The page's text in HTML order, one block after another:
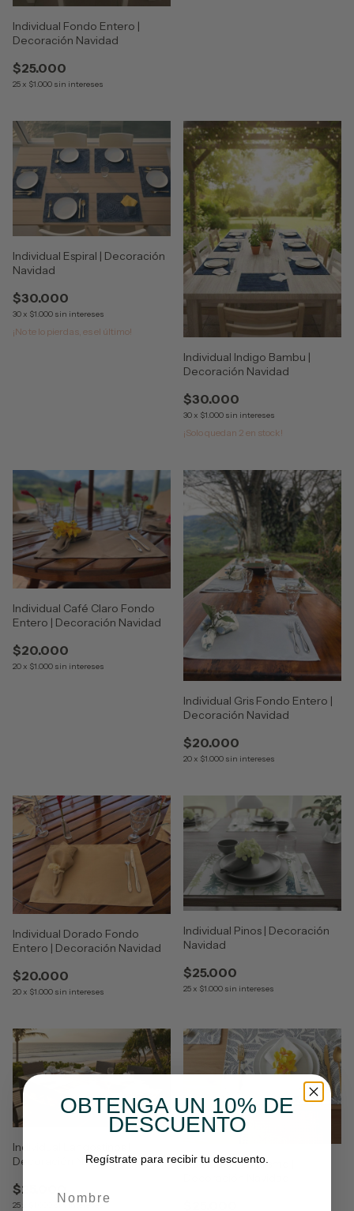
Individual Fondo Entero |
Decoración Navidad
$25.000
25x $1.000 sin intereses
Individual Espiral | Decoración
Navidad
$30.000
30x $1.000 sin intereses
¡No te lo pierdas, es el último!
Individual Indigo Bambu |
Decoración Navidad
$30.000
30x $1.000 sin intereses
¡Solo quedan 2 en stock!
Individual Café Claro Fondo
Entero | Decoración Navidad
$20.000
20x $1.000 sin intereses
Individual Gris Fondo Entero |
Decoración Navidad
$20.000
20 x $1.000 sin intereses
Individual Dorado Fondo
Entero | Decoración Navidad
$20.000
20 x $1.000 sin intereses
Individual Pinos | Decoración
Navidad
$25.000
25 x $1.000 sin intereses
Individual Langostinos |
Decoración Navidad
$25.000
25 sin intereses
Individual Puntillismo |
OBTENGA UN 10% DE
DESCUENTO
Regístrate para recibir tu descuento.